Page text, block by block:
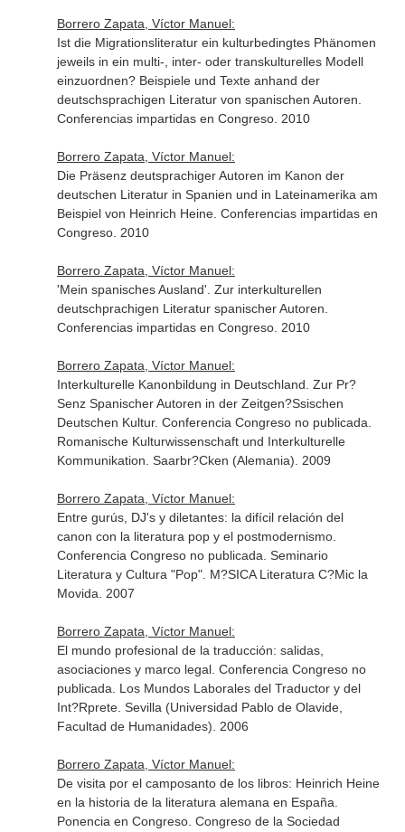
Borrero Zapata, Víctor Manuel:
Ist die Migrationsliteratur ein kulturbedingtes Phänomen
jeweils in ein multi-, inter- oder transkulturelles Modell
einzuordnen? Beispiele und Texte anhand der
deutschsprachigen Literatur von spanischen Autoren.
Conferencias impartidas en Congreso. 2010
Borrero Zapata, Víctor Manuel:
Die Präsenz deutsprachiger Autoren im Kanon der
deutschen Literatur in Spanien und in Lateinamerika am
Beispiel von Heinrich Heine. Conferencias impartidas en
Congreso. 2010
Borrero Zapata, Víctor Manuel:
'Mein spanisches Ausland'. Zur interkulturellen
deutschprachigen Literatur spanischer Autoren.
Conferencias impartidas en Congreso. 2010
Borrero Zapata, Víctor Manuel:
Interkulturelle Kanonbildung in Deutschland. Zur Pr?
Senz Spanischer Autoren in der Zeitgen?Ssischen
Deutschen Kultur. Conferencia Congreso no publicada.
Romanische Kulturwissenschaft und Interkulturelle
Kommunikation. Saarbr?Cken (Alemania). 2009
Borrero Zapata, Víctor Manuel:
Entre gurús, DJ's y diletantes: la difícil relación del
canon con la literatura pop y el postmodernismo.
Conferencia Congreso no publicada. Seminario
Literatura y Cultura "Pop". M?SICA Literatura C?Mic la
Movida. 2007
Borrero Zapata, Víctor Manuel:
El mundo profesional de la traducción: salidas,
asociaciones y marco legal. Conferencia Congreso no
publicada. Los Mundos Laborales del Traductor y del
Int?Rprete. Sevilla (Universidad Pablo de Olavide,
Facultad de Humanidades). 2006
Borrero Zapata, Víctor Manuel:
De visita por el camposanto de los libros: Heinrich Heine
en la historia de la literatura alemana en España.
Ponencia en Congreso. Congreso de la Sociedad